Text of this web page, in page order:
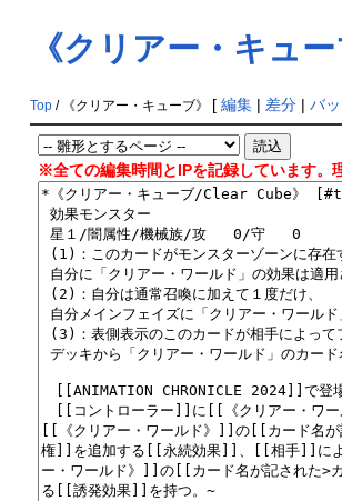
《クリアー・キュー
Top/ 《クリアー・キューブ》 [ 編集| 差分| バ
※全ての編集時間とIPを記録しています。